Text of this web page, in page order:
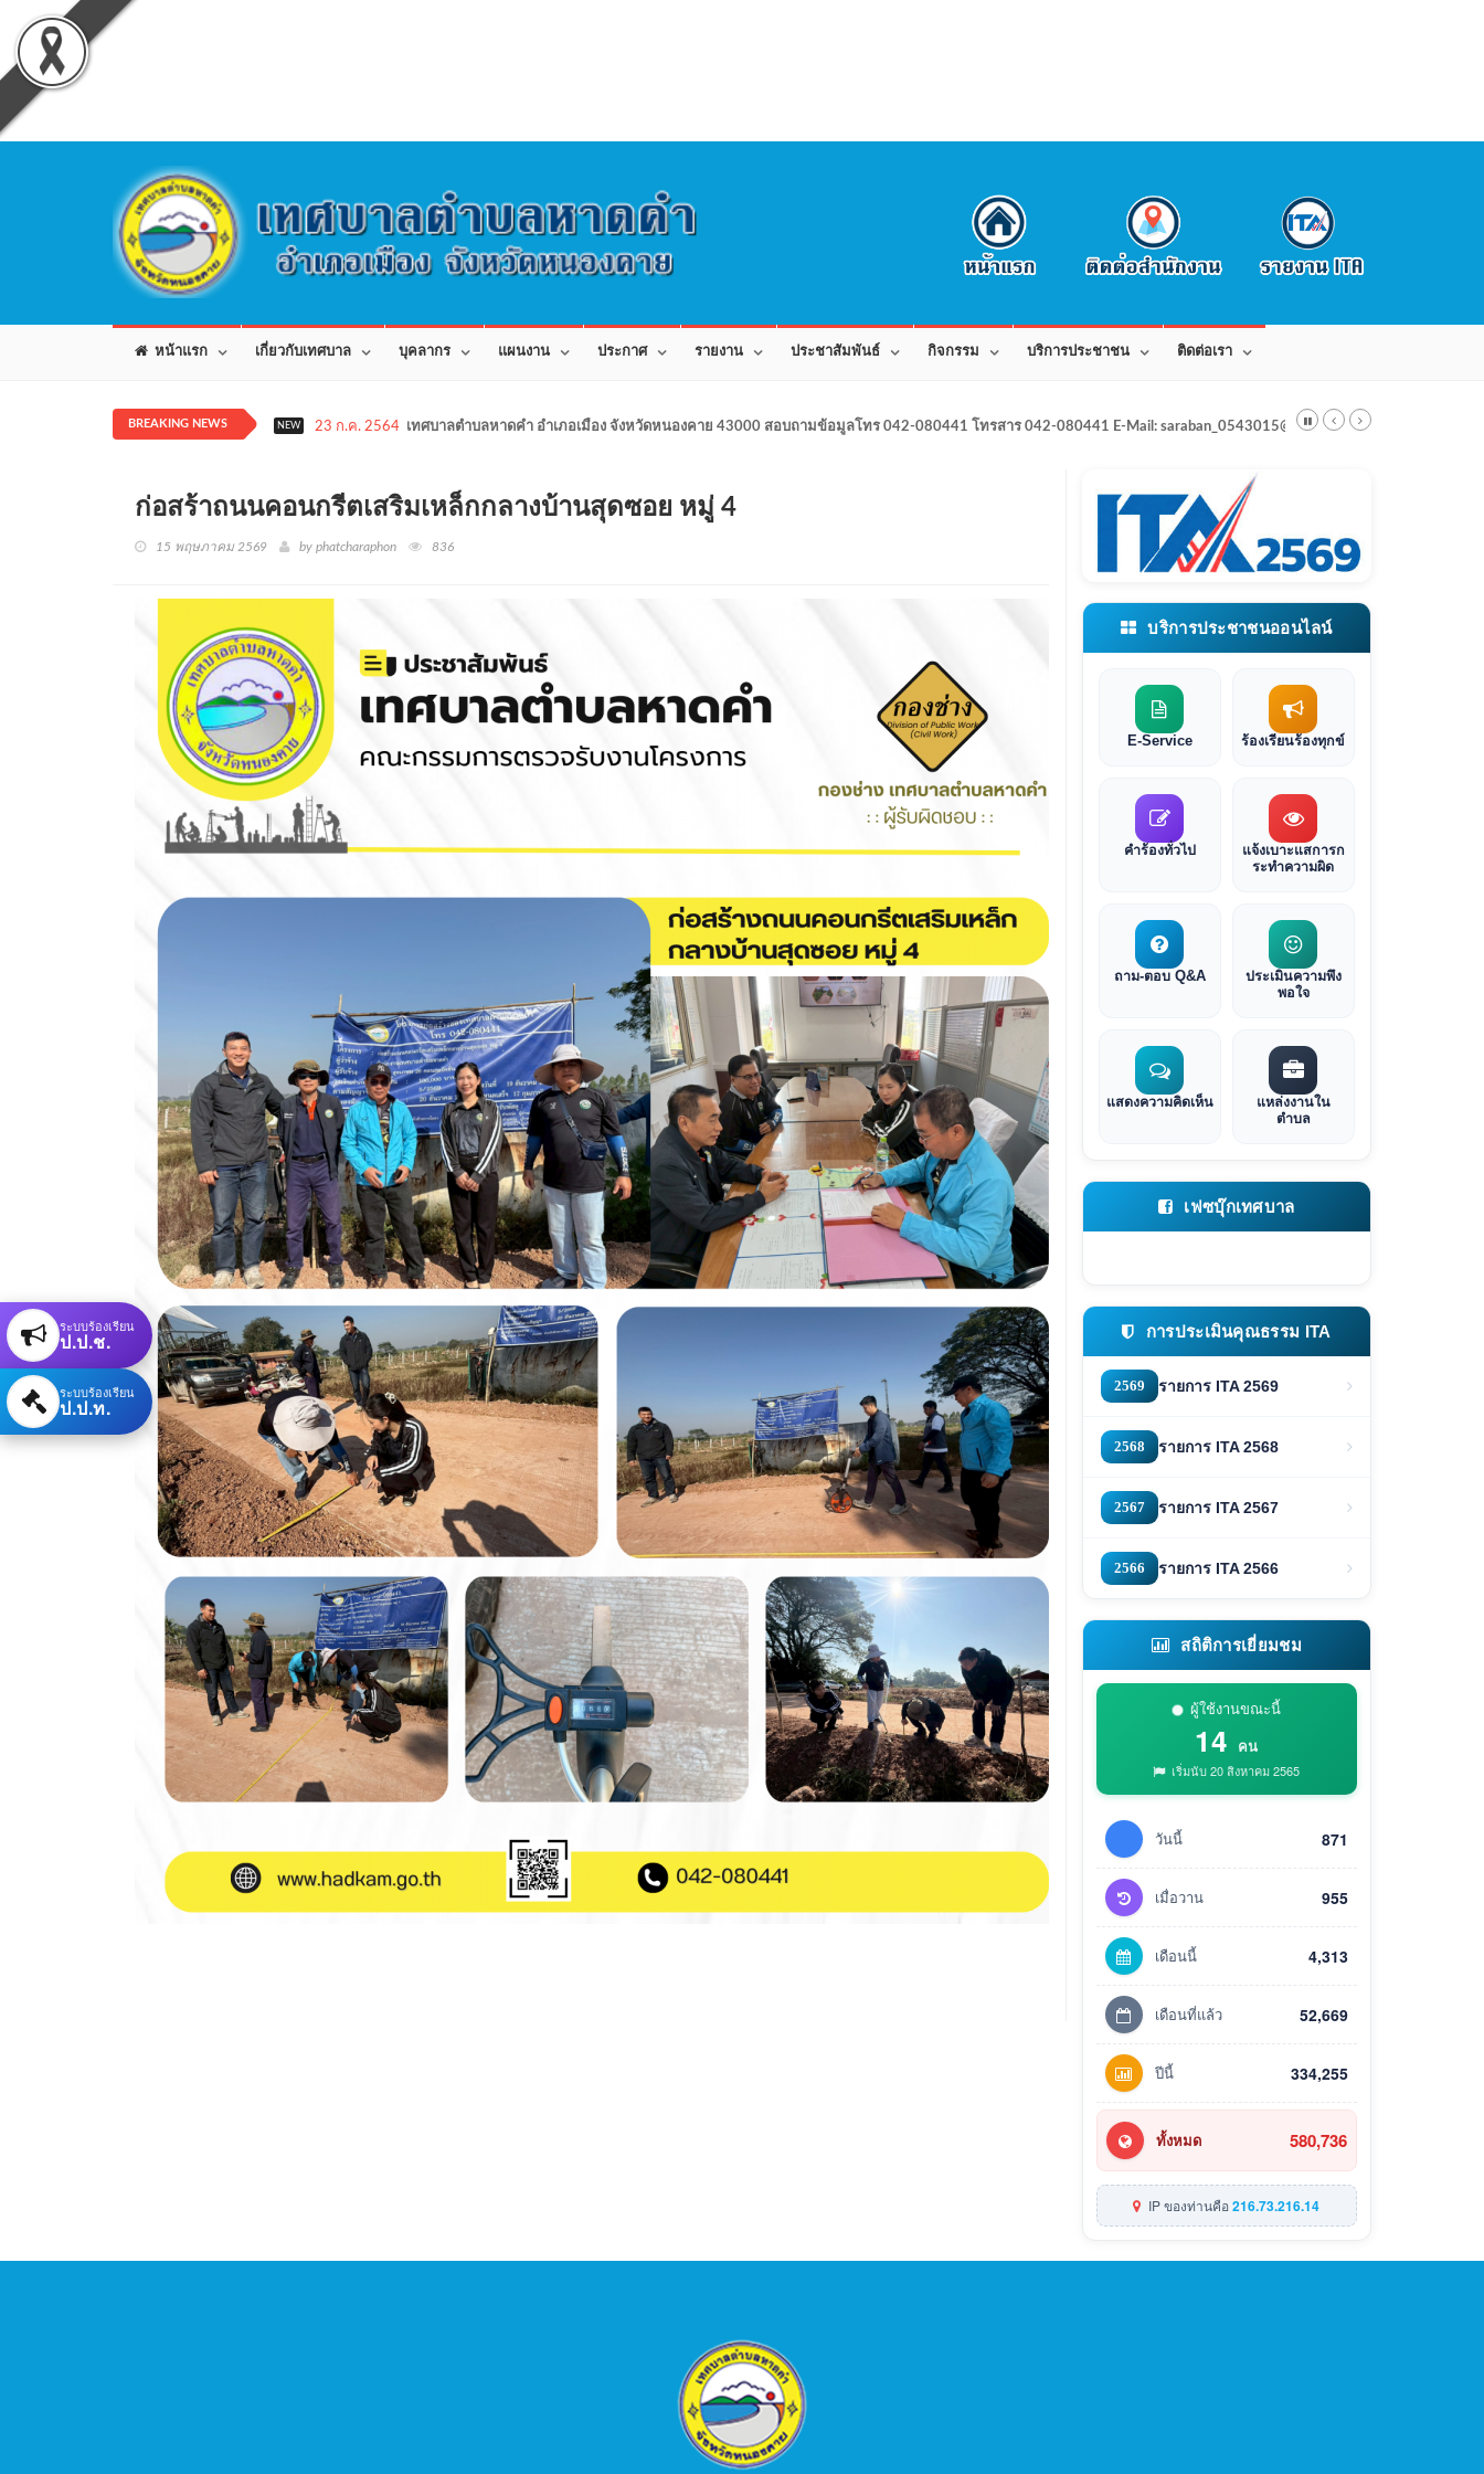
หน้าแรก เกี่ยวกับเทศบาล บุคลากร แผนงาน ประกาศ รายงาน ประชาสัมพันธ์ กิจกรรม บริการประชาชน ติดต่อเรา
BREAKING NEWS NEW 23 ก.ค. 2564 เทศบาลตำบลหาดคำ อำเภอเมือง จังหวัดหนองคาย 43000 สอบถามข้อมูลโทร 042-080441 โทรสาร 042-080441 E-Mail: saraban_0543015@dla.go.th
ก่อสร้าถนนคอนกรีตเสริมเหล็กกลางบ้านสุดซอย หมู่ 4
15 พฤษภาคม 2569 by phatcharaphon 836
บริการประชาชนออนไลน์
E-Service ร้องเรียนร้องทุกข์
คำร้องทั่วไป
แจ้งเบาะแสการก
ระทำความผิด
ถาม-ตอบ Q&A
ประเมินความพึง
พอใจ
แสดงความคิดเห็น
แหล่งงานใน
ตำบล
เฟซบุ๊กเทศบาล
การประเมินคุณธรรม ITA
2569 รายการ ITA 2569
2568 รายการ ITA 2568
2567 รายการ ITA 2567
2566 รายการ ITA 2566
สถิติการเยี่ยมชม
ผู้ใช้งานขณะนี้
14 คน
เริ่มนับ 20 สิงหาคม 2565
วันนี้ 871
เมื่อวาน 955
เดือนนี้ 4,313
เดือนที่แล้ว 52,669
ปีนี้ 334,255
ทั้งหมด 580,736
IP ของท่านคือ216.73.216.14
ระบบร้องเรียน
ป.ป.ช.
ระบบร้องเรียน
ป.ป.ท.